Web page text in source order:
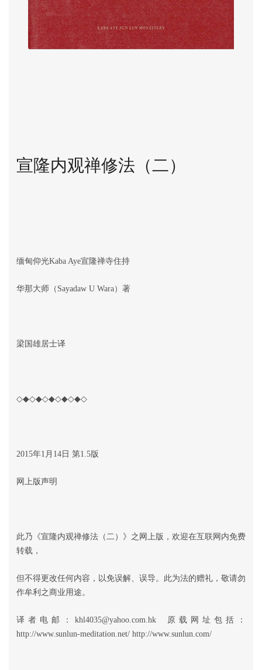
宣隆内观禅修法（二）
缅甸仰光Kaba Aye宣隆禅寺住持
华那大师（Sayadaw U Wara）著
梁国雄居士译
◇◆◇◆◇◆◇◆◇◆◇
2015年1月14日 第1.5版
网上版声明
此乃《宣隆内观禅修法（二）》之网上版，欢迎在互联网内免费
转载，
但不得更改任何内容，以免误解、误导。此为法的赠礼，敬请勿
作牟利之商业用途。
译者电邮：khl4035@yahoo.com.hk 原载网址包括：
http://www.sunlun-meditation.net/ http://www.sunlun.com/